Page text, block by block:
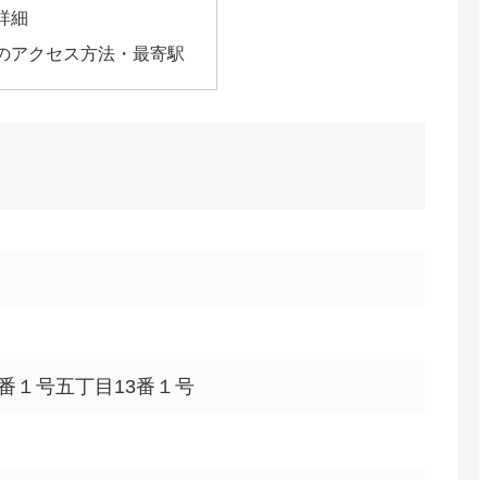
細
アクセス方法・最寄駅
１号五丁目13番１号